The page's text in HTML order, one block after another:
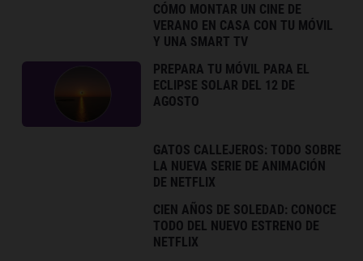
CÓMO MONTAR UN CINE DE
VERANO EN CASA CON TU MÓVIL
Y UNA SMART TV
PREPARA TU MÓVIL PARA EL
ECLIPSE SOLAR DEL 12 DE
AGOSTO
GATOS CALLEJEROS: TODO SOBRE
LA NUEVA SERIE DE ANIMACIÓN
DE NETFLIX
CIEN AÑOS DE SOLEDAD: CONOCE
TODO DEL NUEVO ESTRENO DE
NETFLIX